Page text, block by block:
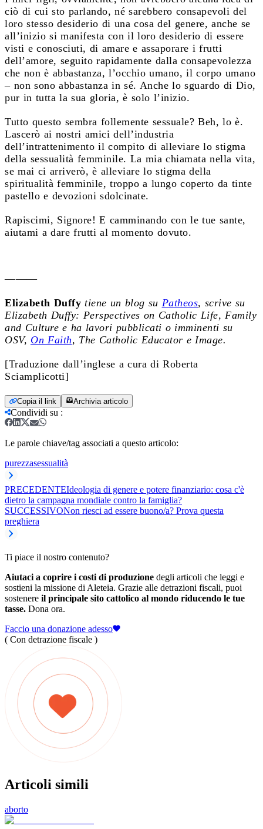
ciò di cui sto parlando, né sarebbero consapevoli del
loro stesso desiderio di una cosa del genere, anche se
all’inizio si manifesta con il loro desiderio di essere
visti e conosciuti, di amare e assaporare i frutti
dell’amore, seguito rapidamente dalla consapevolezza
che non è abbastanza, l’occhio umano, il corpo umano
– non sono abbastanza in sé. Anche lo sguardo di Dio,
pur in tutta la sua gloria, è solo l’inizio.
Tutto questo sembra follemente sessuale? Beh, lo è.
Lascerò ai nostri amici dell’industria
dell’intrattenimento il compito di alleviare lo stigma
della sessualità femminile. La mia chiamata nella vita,
se mai ci arriverò, è alleviare lo stigma della
spiritualità femminile, troppo a lungo coperto da tinte
pastello e devozioni sdolcinate.
Rapiscimi, Signore! E camminando con le tue sante,
aiutami a dare frutti al momento dovuto.
———
Elizabeth Duffy tiene un blog su Patheos, scrive su
Elizabeth Duffy: Perspectives on Catholic Life, Family
and Culture e ha lavori pubblicati o imminenti su
OSV, On Faith, The Catholic Educator e Image.
[Traduzione dall’inglese a cura di Roberta
Sciamplicotti]
Copia il link Archivia articolo
Condividi su :
Le parole chiave/tag associati a questo articolo:
purezzasessualità
PRECEDENTEIdeologia di genere e potere finanziario: cosa c'è
dietro la campagna mondiale contro la famiglia?
SUCCESSIVONon riesci ad essere buono/a? Prova questa
preghiera
Ti piace il nostro contenuto?
Aiutaci a coprire i costi di produzione degli articoli che leggi e
sostieni la missione di Aleteia. Grazie alle detrazioni fiscali, puoi
sostenere il principale sito cattolico al mondo riducendo le tue
tasse. Dona ora.
Faccio una donazione adesso
( Con detrazione fiscale )
Articoli simili
aborto